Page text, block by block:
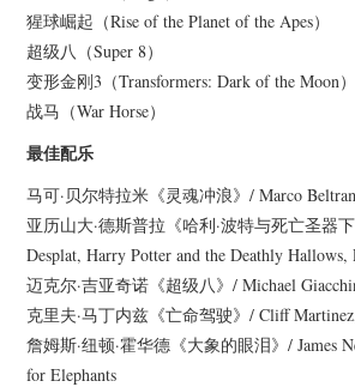
猩球崛起（Rise of the Planet of the Apes）
超级八（Super 8）
变形金刚3（Transformers: Dark of the Moon）
战马（War Horse）
最佳配乐
马可·贝尔特拉米《灵魂冲浪》/ Marco
亚历山大·德斯普拉《哈利·波特与死亡圣器
Desplat, Harry Potter and the Deathly Hallows,
迈克尔·吉亚奇诺《超级八》/ Michael
克里夫·马丁内兹《亡命驾驶》/ Cliff
詹姆斯·纽顿·霍华德《大象的眼泪》/ James
for Elephants